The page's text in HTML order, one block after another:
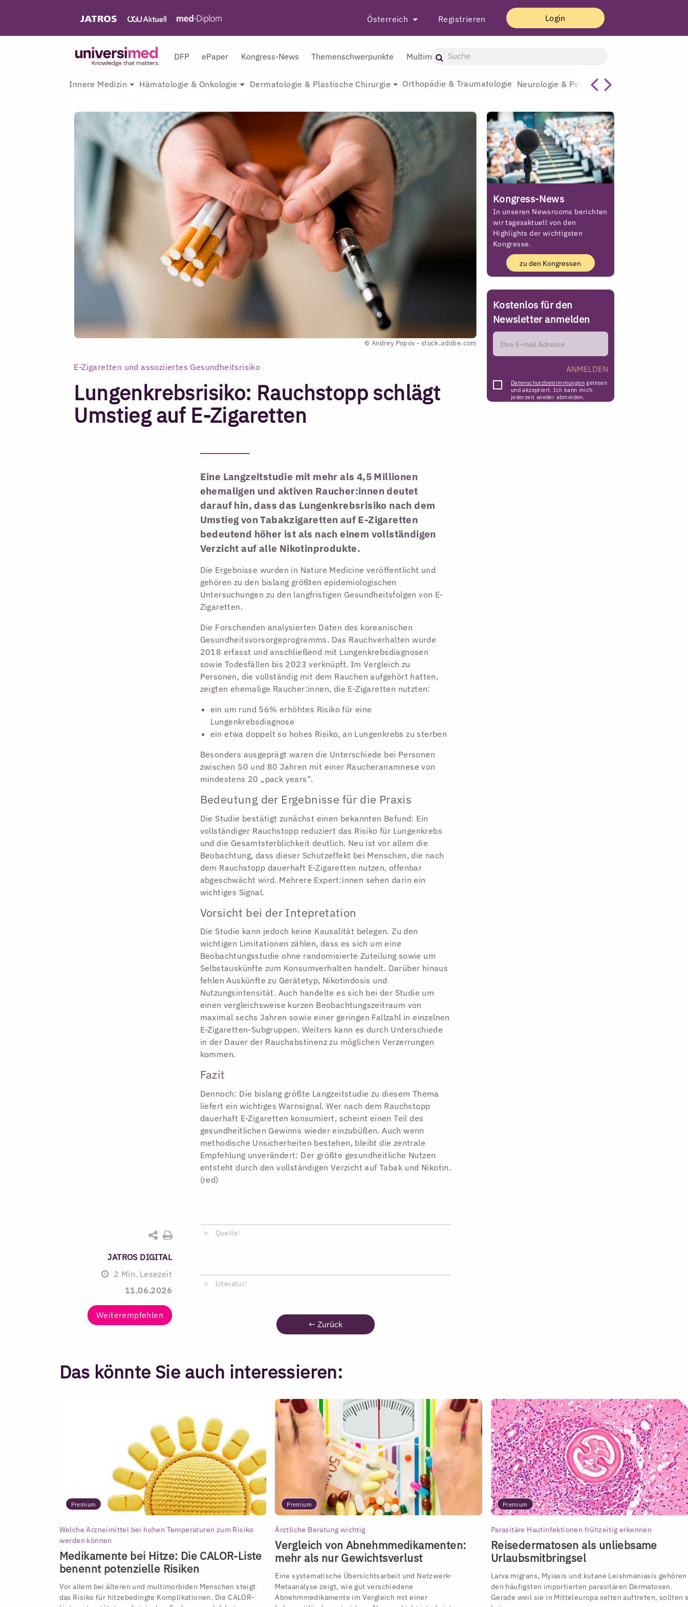
Österreich Registrieren Login
DFP ePaper Kongress-News Themenschwerpunkte Multimedia
Innere Medizin Hämatologie & Onkologie Dermatologie & Plastische Chirurgie Orthopädie & Traumatologie Neurologie & Psychiatrie
© Andrey Popov - stock.adobe.com
E-Zigaretten und assoziiertes Gesundheitsrisiko
Lungenkrebsrisiko: Rauchstopp schlägt
Umstieg auf E-Zigaretten
JATROS DIGITAL
2 Min. Lesezeit
11.06.2026
Weiterempfehlen
Eine Langzeitstudie mit mehr als 4,5 Millionen
ehemaligen und aktiven Raucher:innen deutet
darauf hin, dass das Lungenkrebsrisiko nach dem
Umstieg von Tabakzigaretten auf E-Zigaretten
bedeutend höher ist als nach einem vollständigen
Verzicht auf alle Nikotinprodukte.
Die Ergebnisse wurden in Nature Medicine veröffentlicht und
gehören zu den bislang größten epidemiologischen
Untersuchungen zu den langfristigen Gesundheitsfolgen von E-
Zigaretten.
Die Forschenden analysierten Daten des koreanischen
Gesundheitsvorsorgeprogramms. Das Rauchverhalten wurde
2018 erfasst und anschließend mit Lungenkrebsdiagnosen
sowie Todesfällen bis 2023 verknüpft. Im Vergleich zu
Personen, die vollständig mit dem Rauchen aufgehört hatten,
zeigten ehemalige Raucher:innen, die E-Zigaretten nutzten:
ein um rund 56% erhöhtes Risiko für eine
Lungenkrebsdiagnose
ein etwa doppelt so hohes Risiko, an Lungenkrebs zu sterben
Besonders ausgeprägt waren die Unterschiede bei Personen
zwischen 50 und 80 Jahren mit einer Raucheranamnese von
mindestens 20 „pack years“.
Bedeutung der Ergebnisse für die Praxis
Die Studie bestätigt zunächst einen bekannten Befund: Ein
vollständiger Rauchstopp reduziert das Risiko für Lungenkrebs
und die Gesamtsterblichkeit deutlich. Neu ist vor allem die
Beobachtung, dass dieser Schutzeffekt bei Menschen, die nach
dem Rauchstopp dauerhaft E-Zigaretten nutzen, offenbar
abgeschwächt wird. Mehrere Expert:innen sehen darin ein
wichtiges Signal.
Vorsicht bei der Intepretation
Die Studie kann jedoch keine Kausalität belegen. Zu den
wichtigen Limitationen zählen, dass es sich um eine
Beobachtungsstudie ohne randomisierte Zuteilung sowie um
Selbstauskünfte zum Konsumverhalten handelt. Darüber hinaus
fehlen Auskünfte zu Gerätetyp, Nikotindosis und
Nutzungsintensität. Auch handelte es sich bei der Studie um
einen vergleichsweise kurzen Beobachtungszeitraum von
maximal sechs Jahren sowie einer geringen Fallzahl in einzelnen
E-Zigaretten-Subgruppen. Weiters kann es durch Unterschiede
in der Dauer der Rauchabstinenz zu möglichen Verzerrungen
kommen.
Fazit
Dennoch: Die bislang größte Langzeitstudie zu diesem Thema
liefert ein wichtiges Warnsignal. Wer nach dem Rauchstopp
dauerhaft E-Zigaretten konsumiert, scheint einen Teil des
gesundheitlichen Gewinns wieder einzubüßen. Auch wenn
methodische Unsicherheiten bestehen, bleibt die zentrale
Empfehlung unverändert: Der größte gesundheitliche Nutzen
entsteht durch den vollständigen Verzicht auf Tabak und Nikotin.
(red)
Quelle:
Literatur:
← Zurück
Das könnte Sie auch interessieren:
Premium
Welche Arzneimittel bei hohen Temperaturen zum Risiko
werden können
Medikamente bei Hitze: Die CALOR-Liste
benennt potenzielle Risiken
Vor allem bei älteren und multimorbiden Menschen steigt
das Risiko für hitzebedingte Komplikationen. Die CALOR-
Premium
Ärztliche Beratung wichtig
Vergleich von Abnehmmedikamenten:
mehr als nur Gewichtsverlust
Eine systematische Übersichtsarbeit und Netzwerk-
Metaanalyse zeigt, wie gut verschiedene
Abnehmmedikamente im Vergleich mit einer
Premium
Parasitäre Hautinfektionen frühzeitig erkennen
Reisedermatosen als unliebsame
Urlaubsmitbringsel
Larva migrans, Myiasis und kutane Leishmaniasis
den häufigsten importierten parasitären Dermatosen.
Gerade weil sie in Mitteleuropa selten auftreten, sollten
Kongress-News
In unseren Newsrooms berichten
wir tagesaktuell von den
Highlights der wichtigsten
Kongresse.
zu den Kongressen
Kostenlos für den
Newsletter anmelden
ANMELDEN
Datenschutzbestimmungen gelesen
und akzeptiert. Ich kann mich
jederzeit wieder abmelden.